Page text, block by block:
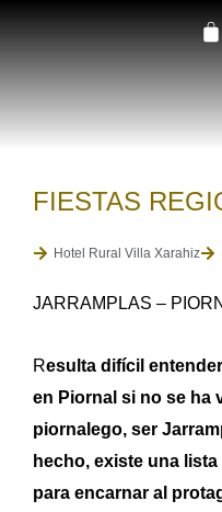
FIESTAS
Hotel Rural Villa Xarahiz
JARRAMPLAS –
Resulta difícil
en Piornal si no se ha
piornalego, ser
hecho, existe una
para encarnar al